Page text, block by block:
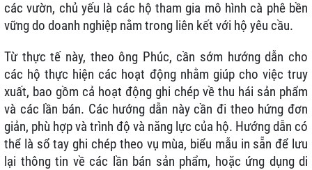
các vườn, chủ yếu là các hộ tham gia mô hình cà phê bền
vững do doanh nghiệp nằm trong liên kết với hộ yêu cầu.
Từ thực tế này, theo ông Phúc, cần sớm hướng dẫn cho
các hộ thực hiện các hoạt động nhằm giúp cho việc truy
xuất, bao gồm cả hoạt động ghi chép về thu hái sản phẩm
và các lần bán. Các hướng dẫn này cần đi theo hứng đơn
giản, phù hợp và trình độ và năng lực của hộ. Hướng dẫn có
thể là sổ tay ghi chép theo vụ mùa, biểu mẫu in sẵn để lưu
lại thông tin về các lần bán sản phẩm, hoặc ứng dụng di